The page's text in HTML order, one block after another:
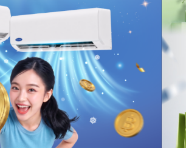
ควรรดน้ำสม่ำเสมอ
ละทำให้อากาศสดชื่น เพราะใบเฟิร์นสามารถดูดสา